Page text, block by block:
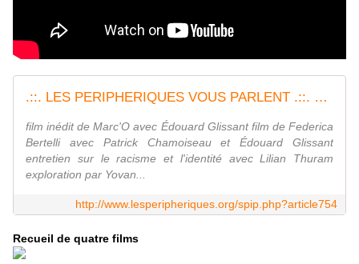
.::. LES PERIPHERIQUES VOUS PARLENT .::. Édouard Glissant : Un soleil pour la conscience
film inédit de Marc'O avec Édouard Glissant film de Federica
Bertelli avec Patrick Chamoiseau et Édouard Glissant
entretien sur le racisme et l'identité avec Lilian Thuram
exploration par Yovan...
http://www.lesperipheriques.org/spip.php?article754
Recueil de quatre films